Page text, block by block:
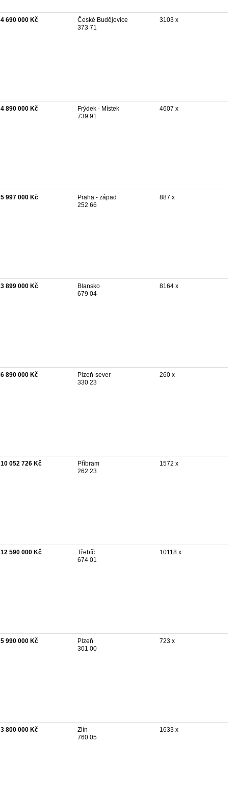
4 690 000 Kč
České Budějovice
373 71
3103 x
4 890 000 Kč
Frýdek - Místek
739 91
4607 x
5 997 000 Kč
Praha - západ
252 66
887 x
3 899 000 Kč
Blansko
679 04
8164 x
6 890 000 Kč
Plzeň-sever
330 23
260 x
10 052 726 Kč
Příbram
262 23
1572 x
12 590 000 Kč
Třebíč
674 01
10118 x
5 990 000 Kč
Plzeň
301 00
723 x
3 800 000 Kč
Zlín
760 05
1633 x